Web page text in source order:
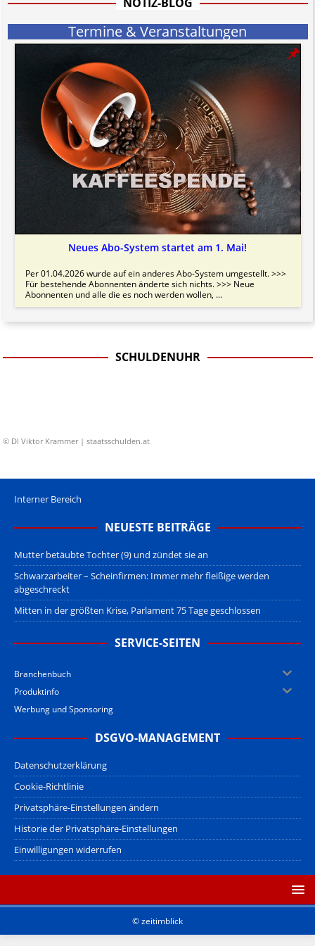
Termine & Veranstaltungen
Neues Abo-System startet am 1. Mai!
Per 01.04.2026 wurde auf ein anderes Abo-System umgestellt. >>>
Für bestehende Abonnenten änderte sich nichts. >>> Neue
Abonnenten und alle die es noch werden wollen, ...
SCHULDENUHR
© DI Viktor Krammer | staatsschulden.at
Interner Bereich
NEUESTE BEITRÄGE
Mutter betäubte Tochter (9) und zündet sie an
Schwarzarbeiter – Scheinfirmen: Immer mehr fleißige werden
abgeschreckt
Mitten in der größten Krise, Parlament 75 Tage geschlossen
SERVICE-SEITEN
Branchenbuch
Produktinfo
Werbung und Sponsoring
DSGVO-MANAGEMENT
Datenschutzerklärung
Cookie-Richtlinie
Privatsphäre-Einstellungen ändern
Historie der Privatsphäre-Einstellungen
Einwilligungen widerrufen
© zeitimblick